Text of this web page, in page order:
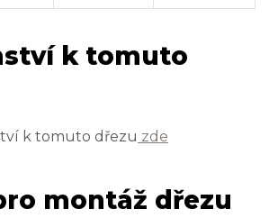
k tomuto
k tomuto dřezu zde
montáž dřezu